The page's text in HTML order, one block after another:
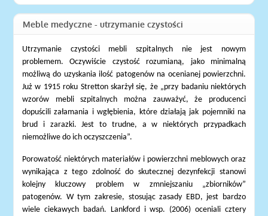
Meble medyczne - utrzymanie czystości
Utrzymanie czystości mebli szpitalnych nie jest nowym
problemem. Oczywiście czystość rozumianą, jako minimalną
możliwą do uzyskania ilość patogenów na ocenianej powierzchni.
Już w 1915 roku Stretton skarżył się, że „przy badaniu niektórych
wzorów mebli szpitalnych można zauważyć, że producenci
dopuścili załamania i wgłębienia, które działają jak pojemniki na
brud i zarazki. Jest to trudne, a w niektórych przypadkach
niemożliwe do ich oczyszczenia”.
Porowatość niektórych materiałów i powierzchni meblowych oraz
wynikająca z tego zdolność do skutecznej dezynfekcji stanowi
kolejny kluczowy problem w zmniejszaniu „zbiorników”
patogenów. W tym zakresie, stosując zasady EBD, jest bardzo
wiele ciekawych badań. Lankford i wsp. (2006) oceniali cztery